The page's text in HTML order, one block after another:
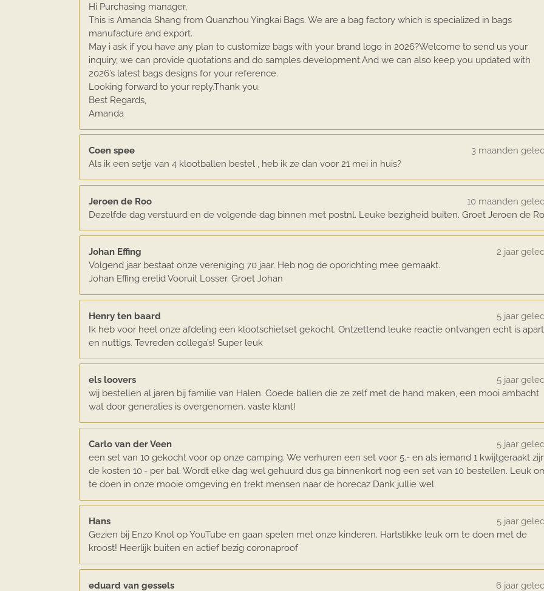
Hi Purchasing manager,
This is Amanda Shang from Quanzhou Yingkai Bags. We are a bag factory which is specialized in bags
manufacture and export.
May i ask if you have any plan to customize bags with your brand logo in 2026?Welcome to send us your
inquiry, we can provide quotations and do samples development.And we can also keep you updated with
2026’s latest bags designs for your reference.
Looking forward to your reply.Thank you.
Best Regards,
Amanda
Coen spee
3 maanden
Als ik een setje van 4 klootballen bestel , heb ik ze dan voor 21 mei in huis?
Jeroen de Roo
10 maanden
Dezelfde dag verstuurd en de volgende dag binnen met postnl. Leuke bezigheid buiten. Groet Jeroen de
Johan Effing
2 jaar
Volgend jaar bestaat onze vereniging 70 jaar. Heb nog de op0richting mee gemaakt.
Johan Effing erelid Vooruit Losser. Groet Johan
Henry ten baard
5 jaar
Ik heb voor heel onze afdeling een klootschietset gekocht. Ontzettend leuke reactie ontvangen echt is
en nuttigs. Tevreden collega’s! Super leuk
els loovers
5 jaar
wij bestellen al jaren bij familie van Halen. Goede ballen die ze zelf met de hand maken, een mooi ambacht
wat door generaties is overgenomen. vaste klant!
Carlo van der Veen
5 jaar
een set van 10 gekocht voor op onze camping. We verhuren een set voor 5.- en als iemand 1 kwijtgeraakt
de kosten 10.- per bal. Wordt elke dag wel gehuurd dus ga binnenkort nog een set van 10 bestellen. Leuk
te doen in onze mooie omgeving en trekt mensen naar de horecaz Dank jullie wel
Hans
5 jaar
Gezien bij Enzo Knol op YouTube en gaan spelen met onze kinderen. Hartstikke leuk om te doen met de
kroost! Heerlijk buiten en actief bezig coronaproof
eduard van gessels 6 jaar